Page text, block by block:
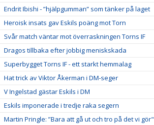
Endrit Ibishi - ”hjälpgumman” som tänker på laget
Heroisk insats gav Eskils poäng mot Torn
Svår match väntar mot överraskningen Torns IF
Dragos tillbaka efter jobbig meniskskada
Superbygget Torns IF - ett starkt hemmalag
Hat trick av Viktor Åkerman i DM-seger
V Ingelstad gästar Eskils i DM
Eskils imponerade i tredje raka segern
Martin Pringle: ”Bara att gå ut och tro på det vi gör"